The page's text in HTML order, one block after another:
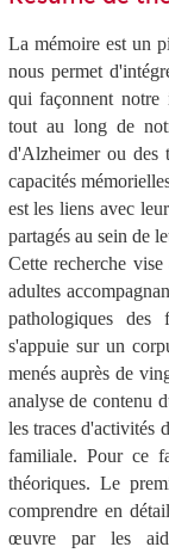
La mémoire est un
nous permet
qui façonnent notre
tout au long de
d'Alzheimer ou des
capacités
est les liens avec
partagés au sein de
Cette recherche
adultes
pathologiques des
s'appuie sur un
menés auprès de
analyse de contenu
les traces d'activités
familiale. Pour ce
théoriques. Le
comprendre en
œuvre par les